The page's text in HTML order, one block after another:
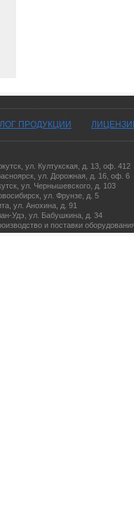
ПРОДУКЦИИ
ул. Култукская, д. 13 , оф. 412
ул. Дорожная, д. 16, оф. 6
ул. Чернышевского, д. 103
ул. Фрунзе, д. 5
ул. Анохина, д. 91
Удэ ул. Бабушкина, д. 34
и поставки оборудования